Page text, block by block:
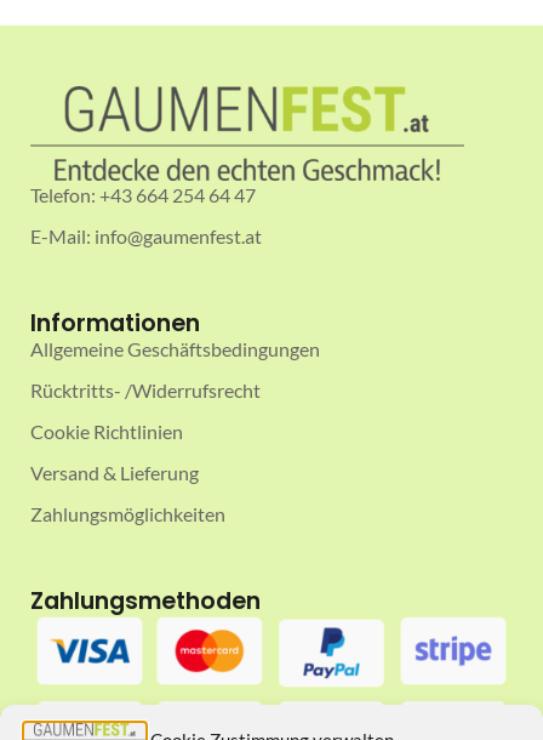
Telefon: +43 664 254 64 47
E-Mail: info@gaumenfest.at
Informationen
Allgemeine Geschäftsbedingungen
Rücktritts- /Widerrufsrecht
Cookie Richtlinien
Versand & Lieferung
Zahlungsmöglichkeiten
Zahlungsmethoden